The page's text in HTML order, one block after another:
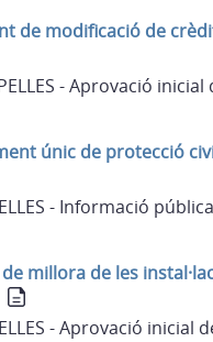
de modificació de
- Aprovació
únic de protecció
- Informació
millora de les
- Aprovació inicial